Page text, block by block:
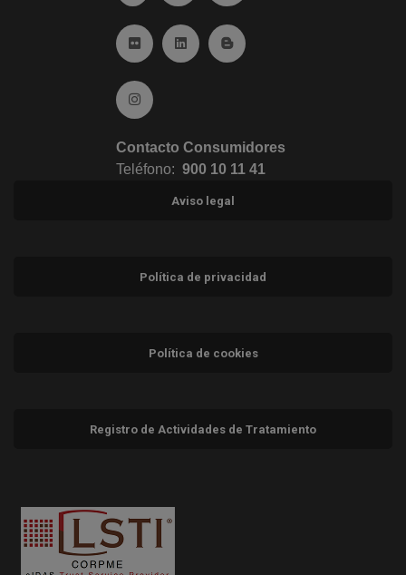
Ir a Flickr (abre en ventana nueva)
Ir a Linkedin (abre en ventana nueva)
Ir al Blog (abre en ventana
Ir a Instagram (abre en ventana nueva)
Contacto Consumidores
Teléfono: 900 10 11 41
Aviso legal
Política de privacidad
Política de cookies
Registro de Actividades de Tratamiento